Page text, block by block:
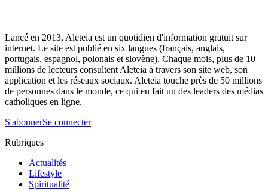
Lancé en 2013, Aleteia est un quotidien d'information gratuit sur
internet. Le site est publié en six langues (français, anglais,
portugais, espagnol, polonais et slovène). Chaque mois, plus de 10
millions de lecteurs consultent Aleteia à travers son site web, son
application et les réseaux sociaux. Aleteia touche près de 50 millions
de personnes dans le monde, ce qui en fait un des leaders des médias
catholiques en ligne.
S'abonnerSe connecter
Rubriques
Actualités
Lifestyle
Spiritualité